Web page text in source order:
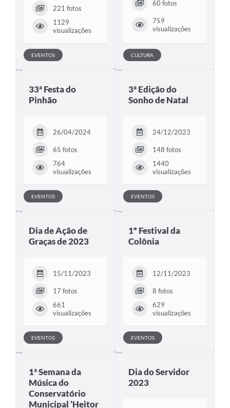
221 fotos
1129
visualizações
EVENTOS
60 fotos
759
visualizações
CULTURA
33ª Festa do
Pinhão
26/04/2024
65 fotos
764
visualizações
EVENTOS
3ª Edição do
Sonho de Natal
24/12/2023
148 fotos
1440
visualizações
EVENTOS
Dia de Ação de
Graças de 2023
15/11/2023
17 fotos
661
visualizações
EVENTOS
1º Festival da
Colônia
12/11/2023
8 fotos
629
visualizações
EVENTOS
1ª Semana da
Música do
Conservatório
Municipal ‘Heitor
Dia do Servidor
2023